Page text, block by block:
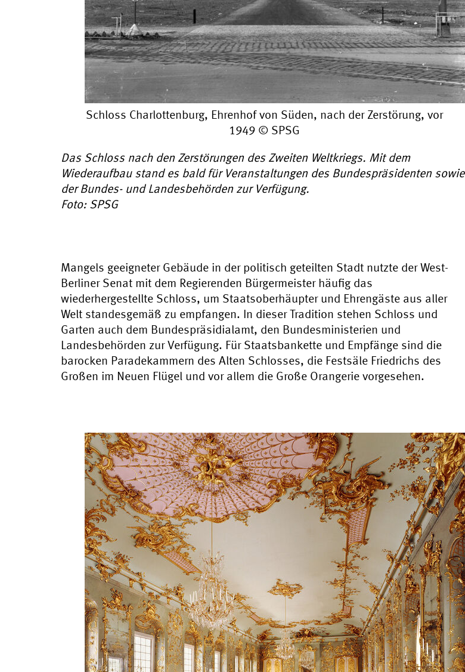
Schloss Charlottenburg, Ehrenhof von Süden, nach der Zerstörung, vor
1949 © SPSG
Das Schloss nach den Zerstörungen des Zweiten Weltkriegs. Mit dem
Wiederaufbau stand es bald für Veranstaltungen des Bundespräsidenten sowie
der Bundes- und Landesbehörden zur Verfügung.
Foto: SPSG
Mangels geeigneter Gebäude in der politisch geteilten Stadt nutzte der West-
Berliner Senat mit dem Regierenden Bürgermeister häufig das
wiederhergestellte Schloss, um Staatsoberhäupter und Ehrengäste aus aller
Welt standesgemäß zu empfangen. In dieser Tradition stehen Schloss und
Garten auch dem Bundespräsidialamt, den Bundesministerien und
Landesbehörden zur Verfügung. Für Staatsbankette und Empfänge sind die
barocken Paradekammern des Alten Schlosses, die Festsäle Friedrichs des
Großen im Neuen Flügel und vor allem die Große Orangerie vorgesehen.